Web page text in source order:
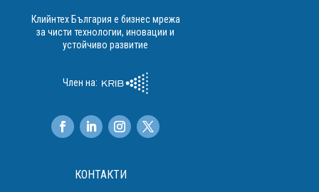
Клийнтех България е бизнес мрежа
за чисти технологии, иновации и
устойчиво развитие
Член на:
КОНТАКТИ